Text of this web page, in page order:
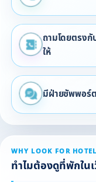
ถามโดยตรง
ให้
มีฝ่ายซัพพอร์
WHY LOOK FOR
ทำไมต้องดูที่พักในเ